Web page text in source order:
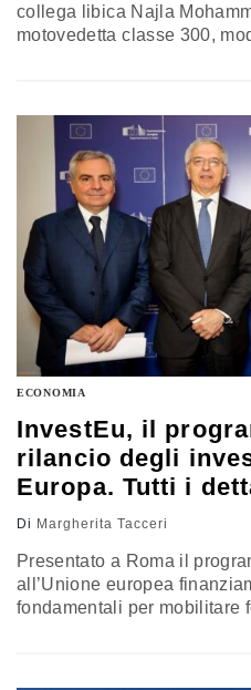
collega libica Najla
motovedetta classe 300,
ECONOMIA
InvestEu, il
rilancio degli
Europa. Tutti i
Di Margherita Tacceri
Presentato a Roma il
all’Unione europea
fondamentali per mobilitare